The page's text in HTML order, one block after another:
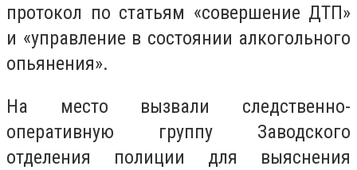
протокол по статьям «совершение ДТП»
и «управление в состоянии алкогольного
опьянения».
На место вызвали следственно-
оперативную группу Заводского
отделения полиции для выяснения